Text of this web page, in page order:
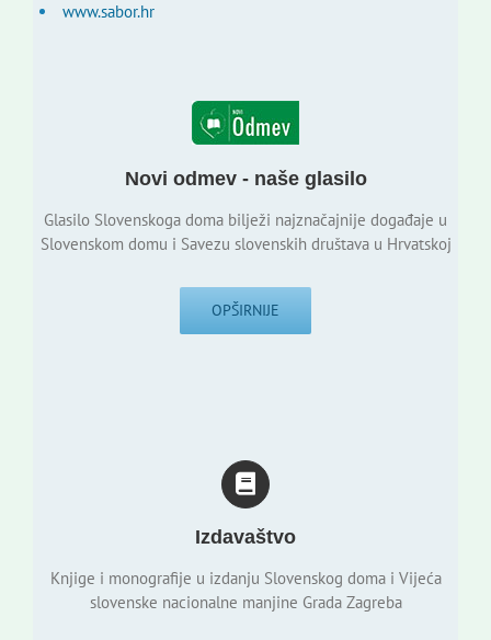
www.sabor.hr
Novi odmev - naše glasilo
Glasilo Slovenskoga doma bilježi najznačajnije događaje u
Slovenskom domu i Savezu slovenskih društava u Hrvatskoj
OPŠIRNIJE
Izdavaštvo
Knjige i monografije u izdanju Slovenskog doma i Vijeća
slovenske nacionalne manjine Grada Zagreba